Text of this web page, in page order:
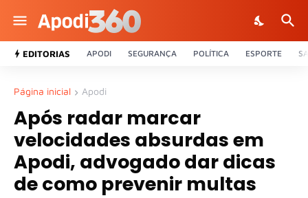
EDITORIAS APODI SEGURANÇA POLÍTICA ESPORTE
Página inicial Apodi
Após radar marcar
velocidades absurdas em
Apodi, advogado dar dicas
de como prevenir multas